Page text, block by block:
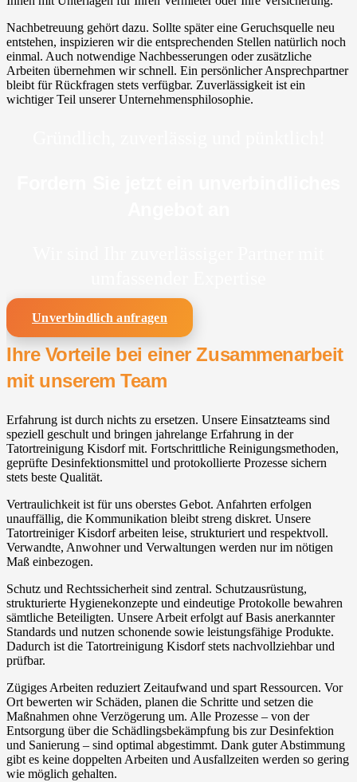
Nachbetreuung gehört dazu. Sollte später eine Geruchsquelle neu
entstehen, inspizieren wir die entsprechenden Stellen natürlich noch
einmal. Auch notwendige Nachbesserungen oder zusätzliche
Arbeiten übernehmen wir schnell. Ein persönlicher Ansprechpartner
bleibt für Rückfragen stets verfügbar. Zuverlässigkeit ist ein
wichtiger Teil unserer Unternehmensphilosophie.
Unverbindlich anfragen
Ihre Vorteile bei einer Zusammenarbeit
mit unserem Team
Erfahrung ist durch nichts zu ersetzen. Unsere Einsatzteams sind
speziell geschult und bringen jahrelange Erfahrung in der
Tatortreinigung Kisdorf mit. Fortschrittliche Reinigungsmethoden,
geprüfte Desinfektionsmittel und protokollierte Prozesse sichern
stets beste Qualität.
Vertraulichkeit ist für uns oberstes Gebot. Anfahrten erfolgen
unauffällig, die Kommunikation bleibt streng diskret. Unsere
Tatortreiniger Kisdorf arbeiten leise, strukturiert und respektvoll.
Verwandte, Anwohner und Verwaltungen werden nur im nötigen
Maß einbezogen.
Schutz und Rechtssicherheit sind zentral. Schutzausrüstung,
strukturierte Hygienekonzepte und eindeutige Protokolle bewahren
sämtliche Beteiligten. Unsere Arbeit erfolgt auf Basis anerkannter
Standards und nutzen schonende sowie leistungsfähige Produkte.
Dadurch ist die Tatortreinigung Kisdorf stets nachvollziehbar und
prüfbar.
Zügiges Arbeiten reduziert Zeitaufwand und spart Ressourcen. Vor
Ort bewerten wir Schäden, planen die Schritte und setzen die
Maßnahmen ohne Verzögerung um. Alle Prozesse – von der
Entsorgung über die Schädlingsbekämpfung bis zur Desinfektion
und Sanierung – sind optimal abgestimmt. Dank guter Abstimmung
gibt es keine doppelten Arbeiten und Ausfallzeiten werden so gering
wie möglich gehalten.